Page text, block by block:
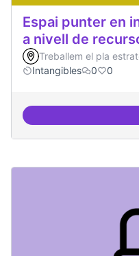
Espai punter en
a nivell de
Treballem el pla
Intangibles
0 0